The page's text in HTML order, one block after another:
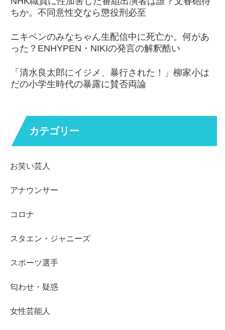
ちか。不同意性交なら懲役刑必至
ニキペンのみなちゃん生配信中に死亡か。何があ
った？ENHYPEN・NIKIの発言の解釈酷い
「清水良太郎にイジメ、暴行された！」柳家小は
だの小学生時代の暴露に賛否両論
カテゴリー
お笑い芸人
アナウンサー
コロナ
スタエン・ジャニーズ
スポーツ選手
匂わせ・疑惑
女性芸能人